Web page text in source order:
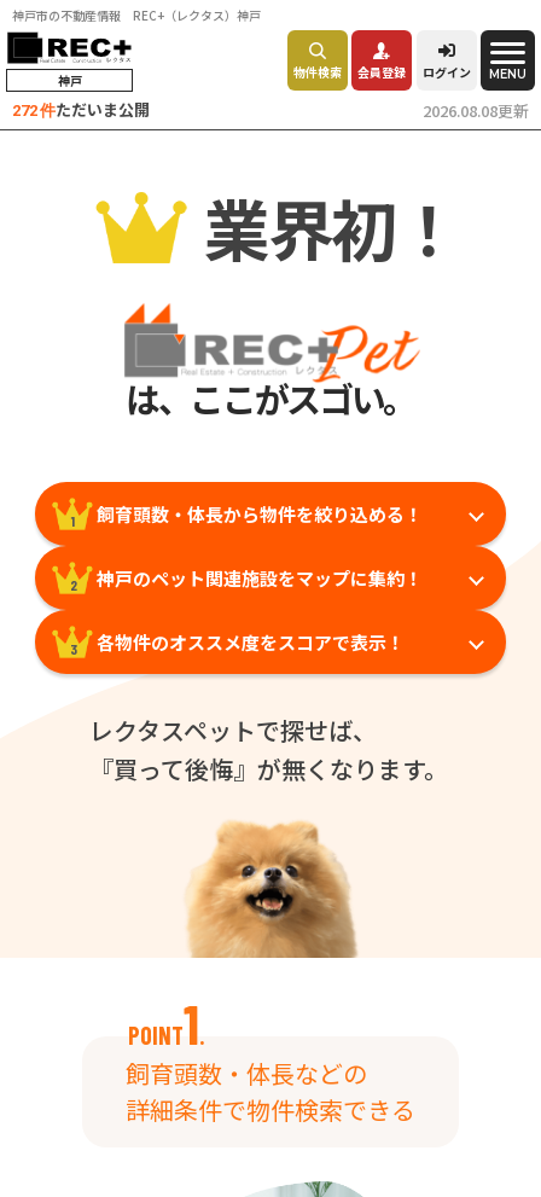
神戸市の不動産情報 REC+（レクタス）神戸
神戸 物件検索 会員登録 ログイン MENU
272 件ただいま公開 2026.08.08更新
業界初！
は、ここがスゴい。
1 飼育頭数・体長から物件を絞り込める！
2 神戸のペット関連施設をマップに集約！
3 各物件のオススメ度をスコアで表示！
レクタスペットで探せば、
『買って後悔』が無くなります。
POINT1.
飼育頭数・体長などの
詳細条件で物件検索できる